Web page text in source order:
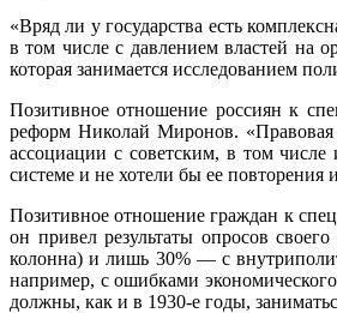
«Вряд ли у государства есть
в том числе с давлением властей на
которая занимается исследованием
Позитивное отношение россиян к
реформ Николай Миронов. «Правовая
ассоциации с советским, в том
системе и не хотели бы ее повторения
Позитивное отношение граждан к
он привел результаты опросов
колонна) и лишь 30% — с
например, с ошибками
должны, как и в 1930-е годы,